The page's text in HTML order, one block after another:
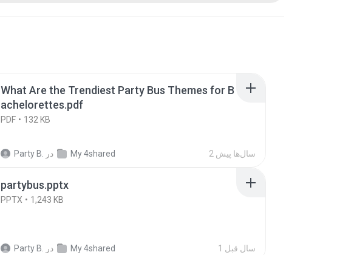
What Are the Trendiest Party Bus Themes for B
achelorettes.pdf
PDF 132 KB
Party B. در My 4shared 2 سال‌ها پیش
partybus.pptx
PPTX 1,243 KB
Party B. در My 4shared 1 سال‌ قبل